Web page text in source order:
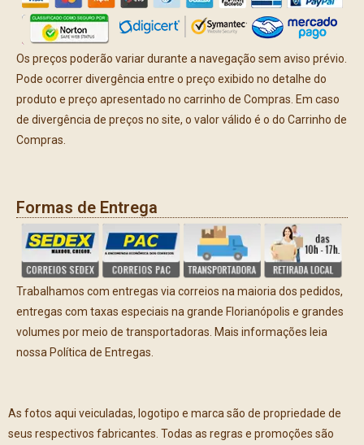
Os preços poderão variar durante a navegação sem aviso prévio.
Pode ocorrer divergência entre o preço exibido no detalhe do
produto e preço apresentado no carrinho de Compras. Em caso
de divergência de preços no site, o valor válido é o do Carrinho de
Compras.
Formas de Entrega
Trabalhamos com entregas via correios na maioria dos pedidos,
entregas com taxas especiais na grande Florianópolis e grandes
volumes por meio de transportadoras. Mais informações leia
nossa Política de Entregas.
As fotos aqui veiculadas, logotipo e marca são de propriedade de
seus respectivos fabricantes. Todas as regras e promoções são